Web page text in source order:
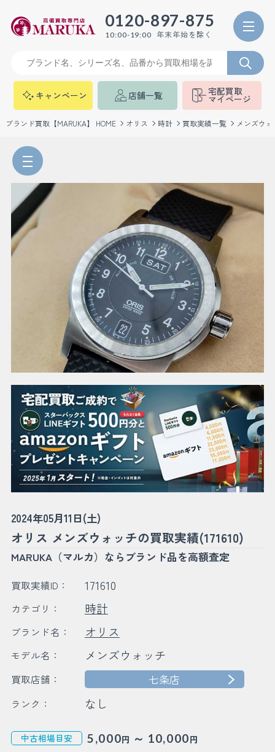
0120-897-875
10:00-19:00 年末年始を除く
キャンペーン 店舗一覧 宅配買取
マイページ
ブランド買取【MARUKA】 HOME オリス 時計 買取実績一覧 メンズウ
2024年05月11日(土)
オリス メンズウォッチの買取実績(171610)
MARUKA（マルカ）ならブランド品を高額査定
買取実績ID： 171610
カテゴリ： 時計
ブランド名： オリス
モデル名： メンズウォッチ
買取店舗： 七条店
ランク： なし
中古相場目安 5,000円 ～ 10,000円